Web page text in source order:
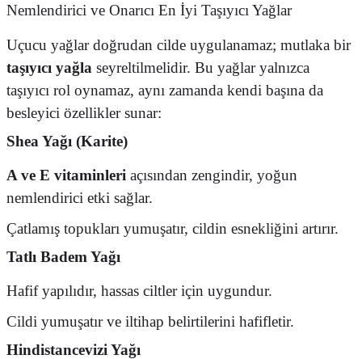
Nemlendirici ve Onarıcı En İyi Taşıyıcı Yağlar
Uçucu yağlar doğrudan cilde uygulanamaz; mutlaka bir
taşıyıcı yağla seyreltilmelidir. Bu yağlar yalnızca
taşıyıcı rol oynamaz, aynı zamanda kendi başına da
besleyici özellikler sunar:
Shea Yağı (Karite)
A ve E vitaminleri açısından zengindir, yoğun
nemlendirici etki sağlar.
Çatlamış topukları yumuşatır, cildin esnekliğini artırır.
Tatlı Badem Yağı
Hafif yapılıdır, hassas ciltler için uygundur.
Cildi yumuşatır ve iltihap belirtilerini hafifletir.
Hindistancevizi Yağı